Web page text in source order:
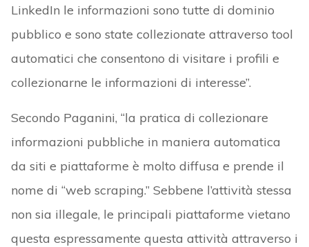
LinkedIn le informazioni sono tutte di dominio
pubblico e sono state collezionate attraverso tool
automatici che consentono di visitare i profili e
collezionarne le informazioni di interesse”.
Secondo Paganini, “la pratica di collezionare
informazioni pubbliche in maniera automatica
da siti e piattaforme è molto diffusa e prende il
nome di “web scraping.” Sebbene l’attività stessa
non sia illegale, le principali piattaforme vietano
questa espressamente questa attività attraverso i